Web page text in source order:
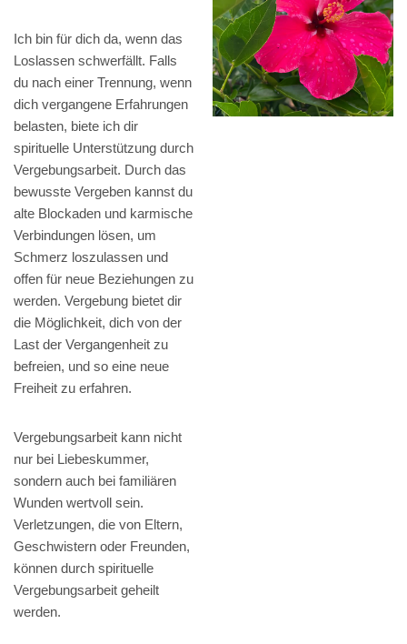
Ich bin für dich da, wenn das
Loslassen schwerfällt. Falls
du nach einer Trennung, wenn
dich vergangene Erfahrungen
belasten, biete ich dir
spirituelle Unterstützung durch
Vergebungsarbeit. Durch das
bewusste Vergeben kannst du
alte Blockaden und karmische
Verbindungen lösen, um
Schmerz loszulassen und
offen für neue Beziehungen zu
werden. Vergebung bietet dir
die Möglichkeit, dich von der
Last der Vergangenheit zu
befreien, und so eine neue
Freiheit zu erfahren.
Vergebungsarbeit kann nicht
nur bei Liebeskummer,
sondern auch bei familiären
Wunden wertvoll sein.
Verletzungen, die von Eltern,
Geschwistern oder Freunden,
können durch spirituelle
Vergebungsarbeit geheilt
werden.